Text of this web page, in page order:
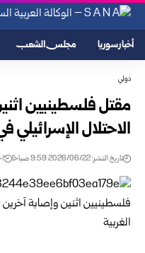
أخبار سوريا مجلس الشعب
دولي
مقتل فلسطينيين
الاحتلال الإسرائيلي
تاريخ النشر: 2026/06/22 9:59 صباحًا